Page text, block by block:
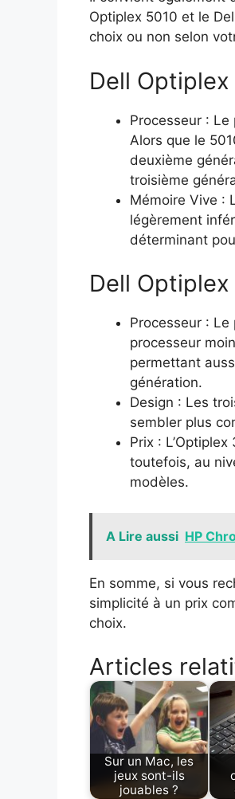
Optiplex 5010 et le
choix ou non selon
Dell
Processeur :
Alors que le
deuxième
troisième
Mémoire Vive :
légèrement
déterminant
Dell
Processeur : Le
processeur
permettant
génération.
Design : Les
sembler plus
Prix :
toutefois, au
modèles.
A Lire aussi HP
En somme, si vous
simplicité à un prix
choix.
Articles
Sur un Mac, les
jeux sont-ils
jouables ?